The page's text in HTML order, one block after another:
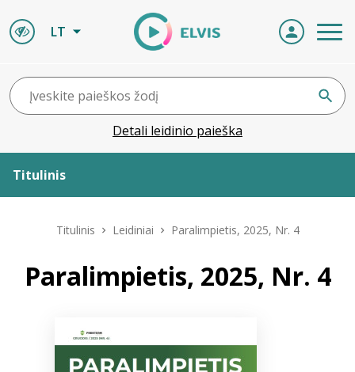
LT
Detali leidinio paieška
Titulinis
Leidiniai
Titulinis Leidiniai Paralimpietis, 2025, Nr. 4
Paralimpietis, 2025, Nr. 4